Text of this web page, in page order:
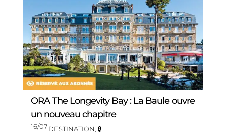
ORA The Longevity Bay : La Baule ouvre
un nouveau chapitre
16/07DESTINATION 🔒